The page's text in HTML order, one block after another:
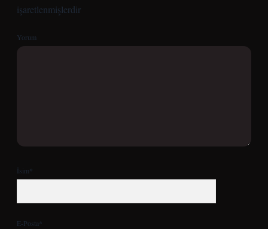
işaretlenmişlerdir
Yorum
İsim*
E-Posta*